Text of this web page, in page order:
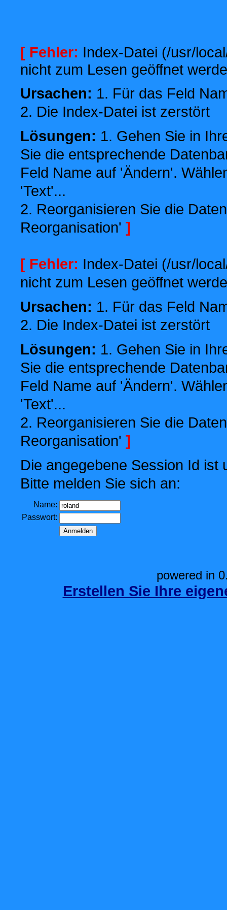
[ Fehler: Index-Datei (/usr/
nicht zum Lesen geöffnet
Ursachen: 1. Für das Feld
2. Die Index-Datei ist zerstört
Lösungen: 1. Gehen Sie in
Sie die entsprechende
Feld Name auf 'Ändern'.
'Text'...
2. Reorganisieren Sie die
Reorganisation' ]
[ Fehler: Index-Datei (/usr/
nicht zum Lesen geöffnet
Ursachen: 1. Für das Feld
2. Die Index-Datei ist zerstört
Lösungen: 1. Gehen Sie in
Sie die entsprechende
Feld Name auf 'Ändern'.
'Text'...
2. Reorganisieren Sie die
Reorganisation' ]
Die angegebene Session Id ist
Bitte melden Sie sich an:
Name:
Passwort:
powered in
Erstellen Sie Ihre